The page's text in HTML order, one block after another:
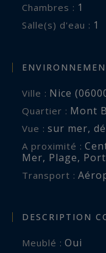
contactez Côte
Realty,
bien est exposé
Chambres : 1
Salle(s) d'eau : 1
Ville : Nice
Quartier : Mont
Vue : sur mer,
A proximité :
Mer, Plage, Port
Transport :
DESCRIPTION
Meublé : Oui